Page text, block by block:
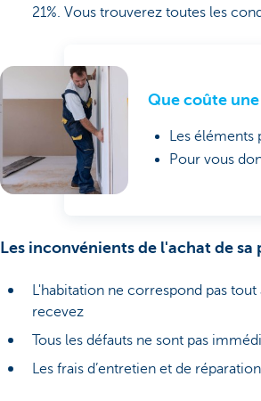
21%. Vous trouverez toutes les
Que coûte
Les éléments
Pour vous
Les inconvénients de l'achat de
L'habitation ne correspond pas
recevez
Tous les défauts ne sont pas
Les frais d’entretien et de